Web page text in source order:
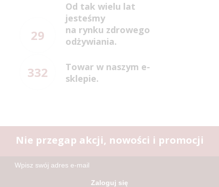
29
Od tak wielu lat
jesteśmy
na rynku zdrowego
odżywiania.
332
Towar w naszym e-
sklepie.
Nie przegap akcji, nowości i promocji
Zaloguj się